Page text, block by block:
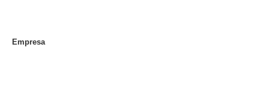
Empresa